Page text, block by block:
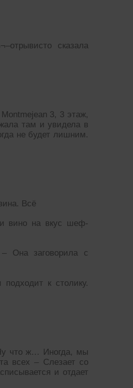
сказала
3, 3 этаж,
там и увидела в
не будет лишним.
Всё
и вино на вкус шеф-
Она заговорила с
к столику.
что ж… Иногда, мы
всех – Слезает со
и отдает